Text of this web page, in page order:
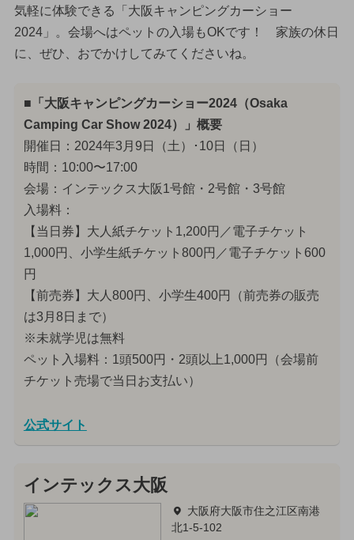
気軽に体験できる「大阪キャンピングカーショー
2024」。会場へはペットの入場もOKです！ 家族の休日
に、ぜひ、おでかけしてみてくださいね。
■「大阪キャンピングカーショー2024（Osaka
Camping Car Show 2024）」概要
開催日：2024年3月9日（土）･10日（日）
時間：10:00〜17:00
会場：インテックス大阪1号館・2号館・3号館
入場料：
【当日券】大人紙チケット1,200円／電子チケット
1,000円、小学生紙チケット800円／電子チケット600
円
【前売券】大人800円、小学生400円（前売券の販売
は3月8日まで）
※未就学児は無料
ペット入場料：1頭500円・2頭以上1,000円（会場前
チケット売場で当日お支払い）
公式サイト
インテックス大阪
大阪府大阪市住之江区南港
北1-5-102